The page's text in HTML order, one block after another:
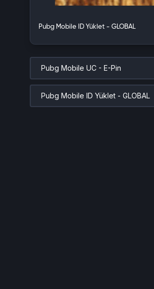
Pubg Mobile ID Yüklet - GLOBAL
Pubg Mobile UC - E-Pin
Pubg Mobile ID Yüklet - GLOBAL